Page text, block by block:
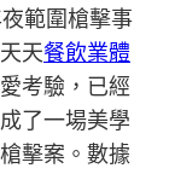
範圍槍擊事
天餐飲業體
考驗，已經
了一場美學
擊案。數據